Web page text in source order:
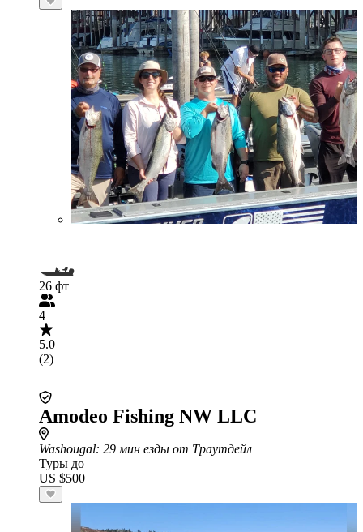
26 фт
4
5.0
(2)
Amodeo Fishing NW LLC
Washougal: 29 мин езды от Траутдейл
Туры до
US $500